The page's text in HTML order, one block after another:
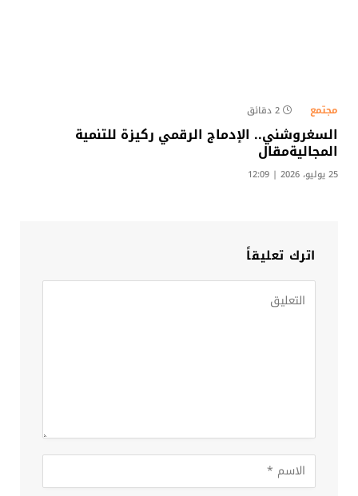
مجتمع 2 دقائق
السغروشني.. الإدماج الرقمي ركيزة للتنمية
المجاليةمقال
25 يوليو، 2026 | 12:09
اترك تعليقاً